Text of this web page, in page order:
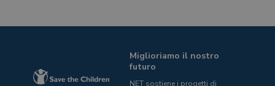
Miglioriamo il nostro
futuro
NET sostiene i progetti di